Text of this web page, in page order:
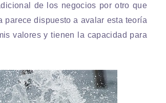
de los negocios por otro que
dispuesto a avalar esta teoría
valores y tienen la capacidad para